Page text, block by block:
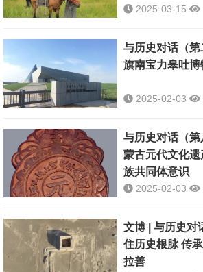
2025-03-15
与历史对话（
旗南宝力皋吐博
2025-02-03
与历史对话（
蒙古元代文化
族共同体意识
2025-02-03
文博 | 与历史对
住历史根脉 传
拉善